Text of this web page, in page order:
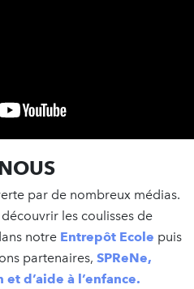
par de nombreux médias.
les coulisses de
notre Entrepôt Ecole puis
partenaires, SPReNe,
d’aide à l’enfance.